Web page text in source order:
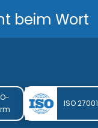
beim Wort
ISO 27001